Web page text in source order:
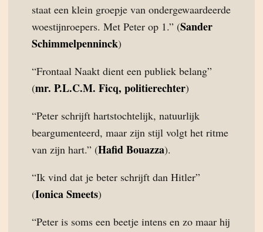
staat een klein groepje van ondergewaardeerde
woestijnroepers. Met Peter op 1.” (Sander
Schimmelpenninck)
“Frontaal Naakt dient een publiek belang”
(mr. P.L.C.M. Ficq, politierechter)
“Peter schrijft hartstochtelijk, natuurlijk
beargumenteerd, maar zijn stijl volgt het ritme
van zijn hart.” (Hafid Bouazza).
“Ik vind dat je beter schrijft dan Hitler”
(Ionica Smeets)
“Peter is soms een beetje intens en zo maar hij